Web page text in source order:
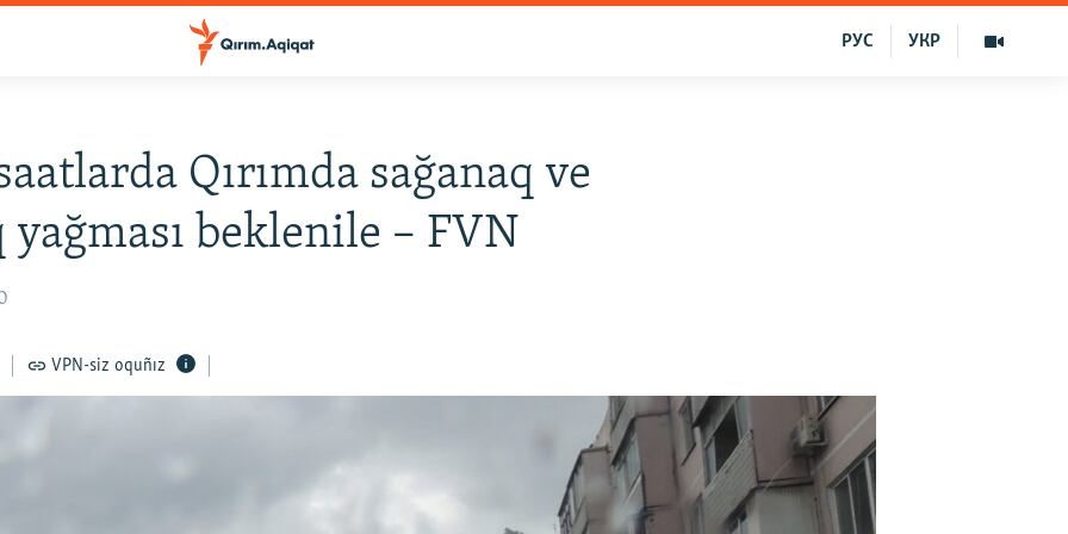
УКР
РУС
Qırımda sağanaq ve
yağması beklenile – FVN
VPN-siz oquñız